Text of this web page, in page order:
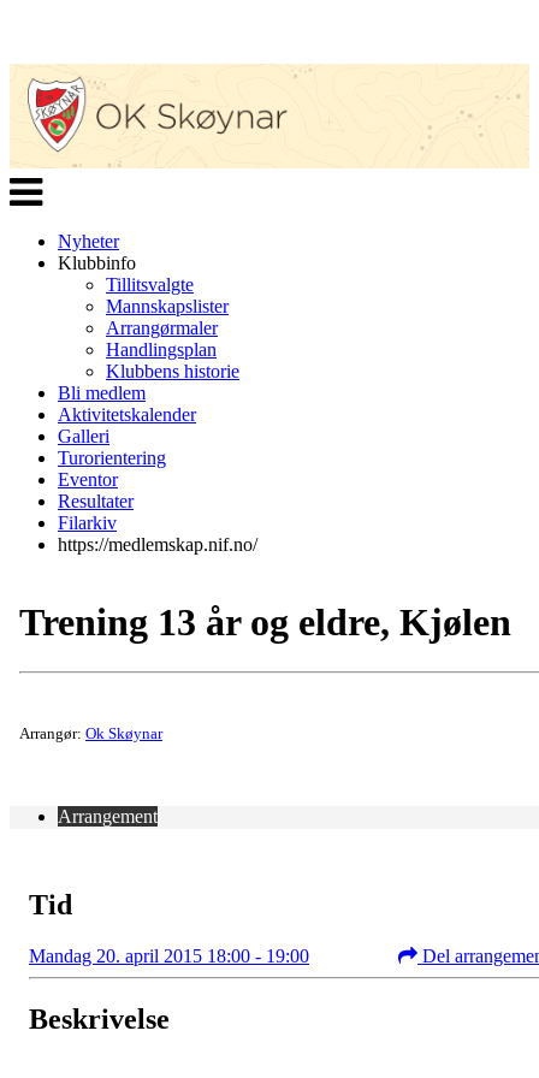
Veksle
navigasjon
Nyheter
Klubbinfo
Tillitsvalgte
Mannskapslister
Arrangørmaler
Handlingsplan
Klubbens historie
Bli medlem
Aktivitetskalender
Galleri
Turorientering
Eventor
Resultater
Filarkiv
https://medlemskap.nif.no/
Trening 13 år og eldre, Kjølen
Arrangør: Ok Skøynar
Arrangement
Tid
Mandag 20. april 2015 18:00 - 19:00 Del
Beskrivelse